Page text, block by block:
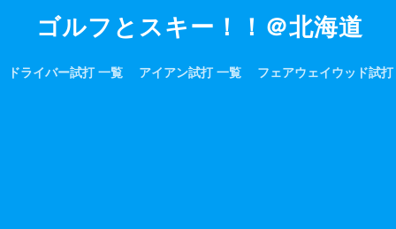
ゴルフとスキー！！＠北海道
ドライバー試打 一覧 アイアン試打 一覧 フェアウェイウッド試